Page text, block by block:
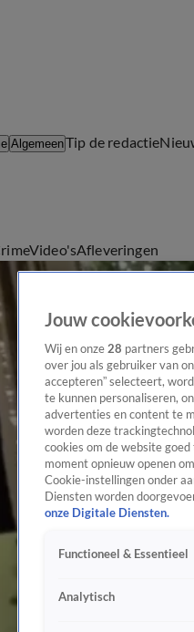
AlgemeenTip de redactie
Video'sAfleveringen
Jouw
Wij en onze 28 partners
over jou als gebruiker van
accepteren” selecteert,
te kunnen personaliseren,
advertenties en content te
worden deze
cookies om de website
moment opnieuw openen
Cookie-instellingen onder
Diensten worden
onze Digitale Diensten.
Functioneel & Essentieel
Analytisch